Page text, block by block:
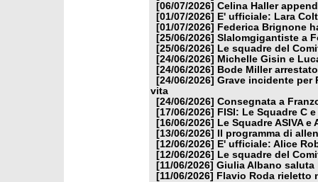
[06/07/2026] Celina Haller
[01/07/2026]
E' ufficiale: Lara
[01/07/2026]
Federica Brignone
[25/06/2026] Slalomgigantiste a
[25/06/2026]
Le squadre del
[24/06/2026] Michelle Gisin e
[24/06/2026]
Bode Miller
[24/06/2026] Grave incidente per
vita
[24/06/2026] Consegnata a
[17/06/2026]
FISI: Le Squadre C
[16/06/2026]
Le Squadre ASIVA
[13/06/2026]
Il programma di
[12/06/2026]
E' ufficiale: Alice
[12/06/2026]
Le squadre del
[11/06/2026] Giulia Albano saluta
[11/06/2026]
Flavio Roda rieletto